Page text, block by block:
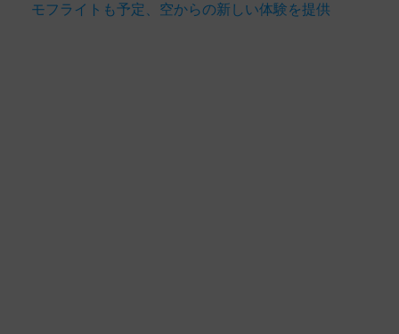
モフライトも予定、空からの新しい体験を提供